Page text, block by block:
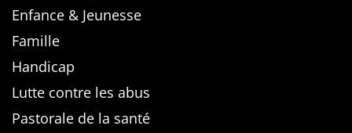
Enfance & Jeunesse
Famille
Handicap
Lutte contre les abus
Pastorale de la santé